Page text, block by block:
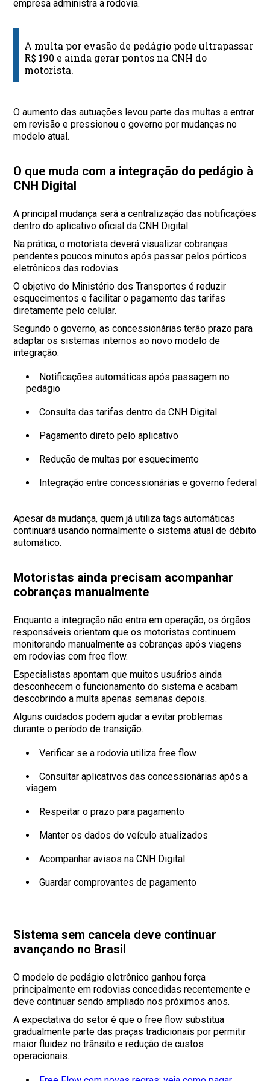
empresa administra a rodovia.
A multa por evasão de pedágio pode ultrapassar
R$ 190 e ainda gerar pontos na CNH do
motorista.
O aumento das autuações levou parte das multas a entrar
em revisão e pressionou o governo por mudanças no
modelo atual.
O que muda com a integração do pedágio à
CNH Digital
A principal mudança será a centralização das notificações
dentro do aplicativo oficial da CNH Digital.
Na prática, o motorista deverá visualizar cobranças
pendentes poucos minutos após passar pelos pórticos
eletrônicos das rodovias.
O objetivo do Ministério dos Transportes é reduzir
esquecimentos e facilitar o pagamento das tarifas
diretamente pelo celular.
Segundo o governo, as concessionárias terão prazo para
adaptar os sistemas internos ao novo modelo de
integração.
Notificações automáticas após passagem no
pedágio
Consulta das tarifas dentro da CNH Digital
Pagamento direto pelo aplicativo
Redução de multas por esquecimento
Integração entre concessionárias e governo federal
Apesar da mudança, quem já utiliza tags automáticas
continuará usando normalmente o sistema atual de débito
automático.
Motoristas ainda precisam acompanhar
cobranças manualmente
Enquanto a integração não entra em operação, os órgãos
responsáveis orientam que os motoristas continuem
monitorando manualmente as cobranças após viagens
em rodovias com free flow.
Especialistas apontam que muitos usuários ainda
desconhecem o funcionamento do sistema e acabam
descobrindo a multa apenas semanas depois.
Alguns cuidados podem ajudar a evitar problemas
durante o período de transição.
Verificar se a rodovia utiliza free flow
Consultar aplicativos das concessionárias após a
viagem
Respeitar o prazo para pagamento
Manter os dados do veículo atualizados
Acompanhar avisos na CNH Digital
Guardar comprovantes de pagamento
Sistema sem cancela deve continuar
avançando no Brasil
O modelo de pedágio eletrônico ganhou força
principalmente em rodovias concedidas recentemente e
deve continuar sendo ampliado nos próximos anos.
A expectativa do setor é que o free flow substitua
gradualmente parte das praças tradicionais por permitir
maior fluidez no trânsito e redução de custos
operacionais.